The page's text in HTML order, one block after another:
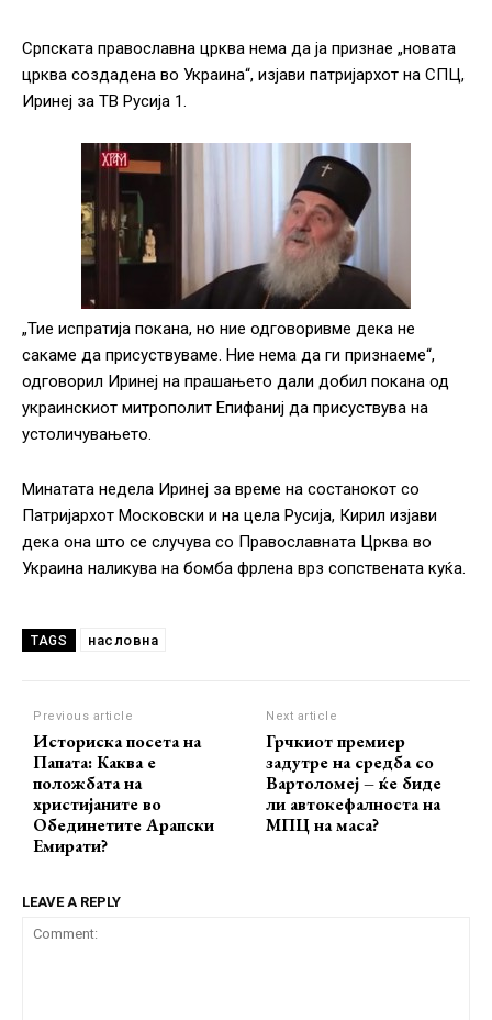
Српската православна црква нема да ја признае „новата
црква создадена во Украина“, изјави патријархот на СПЦ,
Иринеј за ТВ Русија 1.
„Тие испратија покана, но ние одговоривме дека не
сакаме да присуствуваме. Ние нема да ги признаеме“,
одговорил Иринеј на прашањето дали добил покана од
украинскиот митрополит Епифаниј да присуствува на
устоличувањето.
Минатата недела Иринеј за време на состанокот со
Патријархот Московски и на цела Русија, Кирил изјави
дека она што се случува со Православната Црква во
Украина наликува на бомба фрлена врз сопствената куќа.
TAGS насловна
Previous article
Историска посета на
Папата: Каква е
положбата на
христијаните во
Обединетите Арапски
Емирати?
Next article
Грчкиот премиер
задутре на средба со
Вартоломеј – ќе биде
ли автокефалноста на
МПЦ на маса?
LEAVE A REPLY